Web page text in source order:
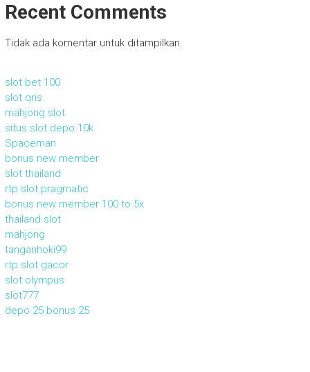
Recent Comments
Tidak ada komentar untuk ditampilkan.
slot bet 100
slot qris
mahjong slot
situs slot depo 10k
Spaceman
bonus new member
slot thailand
rtp slot pragmatic
bonus new member 100 to 5x
thailand slot
mahjong
tanganhoki99
rtp slot gacor
slot olympus
slot777
depo 25 bonus 25